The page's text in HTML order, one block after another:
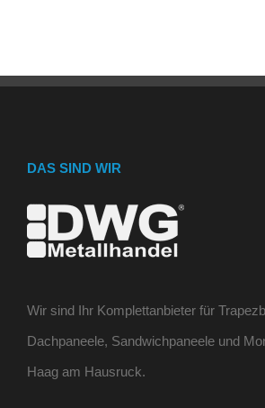
DAS SIND WIR
Wir sind Ihr Komplettanbieter für
Dachpaneele, Sandwichpaneele und
Haag am Hausruck.